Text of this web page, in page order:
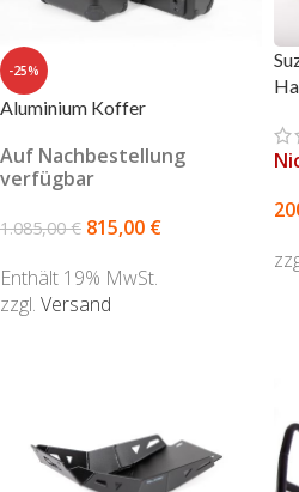
-25%
Aluminium Koffer
Auf Nachbestellung
verfügbar
1.085,00€ 815,00 €
Enthält 19% MwSt.
zzgl. Versand